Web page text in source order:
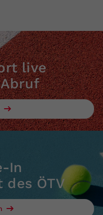
live
In
des ÖTV